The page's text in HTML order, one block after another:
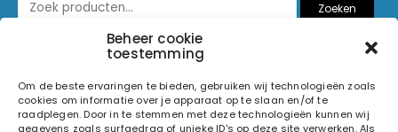
Beheer cookie
toestemming
Om de beste ervaringen te bieden, gebruiken wij technologieën zoals
cookies om informatie over je apparaat op te slaan en/of te
raadplegen. Door in te stemmen met deze technologieën kunnen wij
gegevens zoals surfgedrag of unieke ID's op deze site verwerken. Als
Zoeken